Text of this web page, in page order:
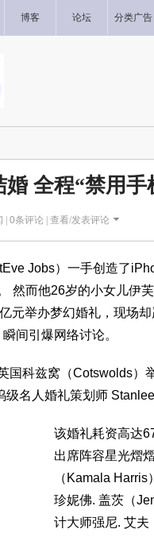
博客 论坛 分类广告
全程“禁用手
| 0条评论 | 查看/发表评论
Jobs）一手创造了
然而他26岁的小女儿伊
元举办梦幻婚礼，现场
间引爆网络讨论。
国科兹窝（Cotswolds）
级名人婚礼策划师
该婚礼耗资高达
出席阵容星光熠
（Kamala
珍妮佛. 盖茨（
计大师强尼. 艾夫